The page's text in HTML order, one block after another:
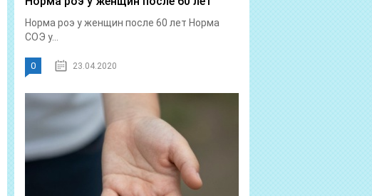
Норма роэ у женщин после 60 лет Норма
СОЭ у...
0 23.04.2020